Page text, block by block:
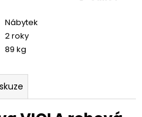
Nábytek
2 roky
89 kg